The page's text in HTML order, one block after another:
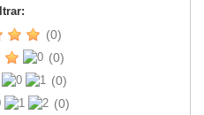
(0)
(0)
(0)
(0)